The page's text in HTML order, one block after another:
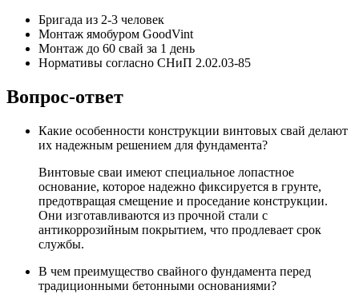
Бригада из 2-3 человек
Монтаж ямобуром GoodVint
Монтаж до 60 свай за 1 день
Нормативы согласно СНиП 2.02.03-85
Вопрос-ответ
Какие особенности конструкции винтовых свай делают
их надежным решением для фундамента?
Винтовые сваи имеют специальное лопастное
основание, которое надежно фиксируется в грунте,
предотвращая смещение и проседание конструкции.
Они изготавливаются из прочной стали с
антикоррозийным покрытием, что продлевает срок
службы.
В чем преимущество свайного фундамента перед
традиционными бетонными основаниями?